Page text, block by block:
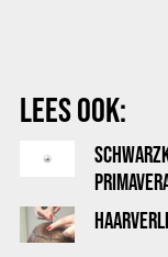
LEES OOK: